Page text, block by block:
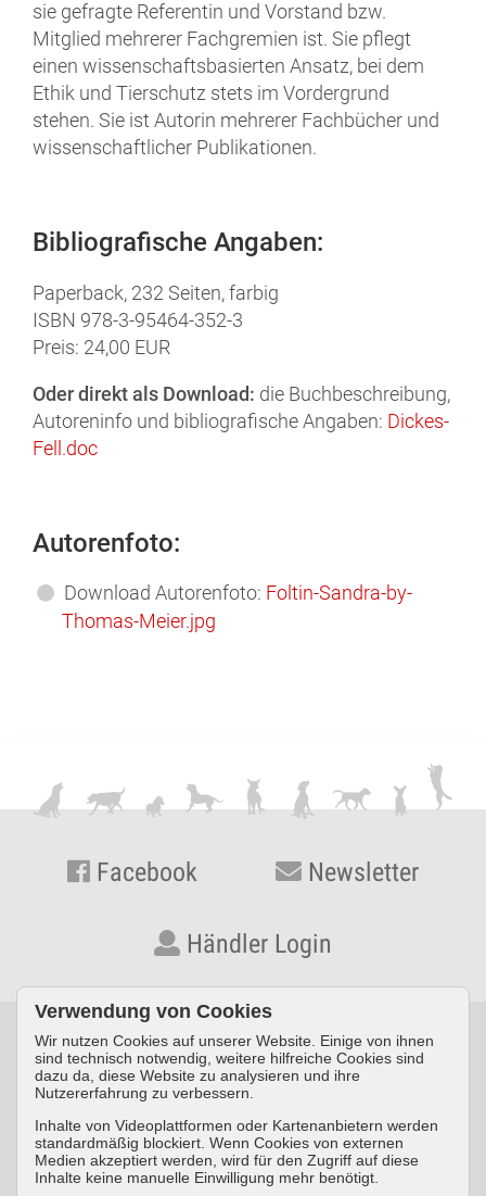
sie gefragte Referentin und Vorstand bzw.
Mitglied mehrerer Fachgremien ist. Sie pflegt
einen wissenschaftsbasierten Ansatz, bei dem
Ethik und Tierschutz stets im Vordergrund
stehen. Sie ist Autorin mehrerer Fachbücher und
wissenschaftlicher Publikationen.
Bibliografische Angaben:
Paperback, 232 Seiten, farbig
ISBN 978-3-95464-352-3
Preis: 24,00 EUR
Oder direkt als Download: die Buchbeschreibung,
Autoreninfo und bibliografische Angaben: Dickes-
Fell.doc
Autorenfoto:
Download Autorenfoto: Foltin-Sandra-by-
Thomas-Meier.jpg
Facebook Newsletter
Händler Login
© KYNOS VERLAG Dr. Dieter Fleig GmbH · Konrad-Zuse-Straße
3 · D-54552 Nerdlen/Daun ·Telefon: +49 (0) 6592 957389-0
Impressum Datenschutz
AGB
Verwendung von Cookies
Wir nutzen Cookies auf unserer Website. Einige von ihnen
sind technisch notwendig, weitere hilfreiche Cookies sind
dazu da, diese Website zu analysieren und ihre
Nutzererfahrung zu verbessern.
Inhalte von Videoplattformen oder Kartenanbietern werden
standardmäßig blockiert. Wenn Cookies von externen
Medien akzeptiert werden, wird für den Zugriff auf diese
Inhalte keine manuelle Einwilligung mehr benötigt.